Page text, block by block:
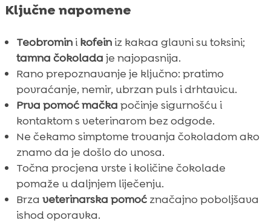
Ključne napomene
Teobrominikofeiniz kakaa glavni su toksini;
tamna čokolada je najopasnija.
Rano prepoznavanje je ključno: pratimo
povraćanje, nemir, ubrzan puls i drhtavicu.
Prva pomoć mačka počinje sigurnošću i
kontaktom s veterinarom bez odgode.
Ne čekamo simptome trovanja čokoladom ako
znamo da je došlo do unosa.
Točna procjena vrste i količine čokolade
pomaže u daljnjem liječenju.
Brza veterinarska pomoćznačajno poboljšava
ishod oporavka.